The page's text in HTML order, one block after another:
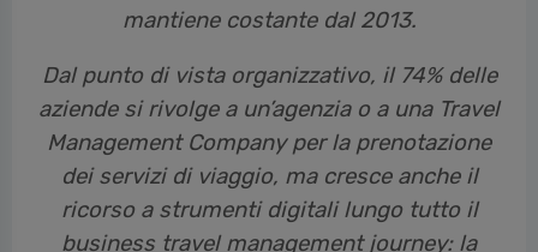
mantiene costante dal 2013.
Dal punto di vista organizzativo, il 74% delle
aziende si rivolge a un’agenzia o a una Travel
Management Company per la prenotazione
dei servizi di viaggio, ma cresce anche il
ricorso a strumenti digitali lungo tutto il
business travel management journey: la